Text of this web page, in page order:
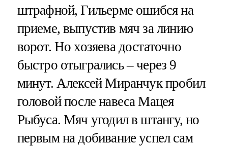
штрафной, Гильерме ошибся на
приеме, выпустив мяч за линию
ворот. Но хозяева достаточно
быстро отыгрались – через 9
минут. Алексей Миранчук пробил
головой после навеса Мацея
Рыбуса. Мяч угодил в штангу, но
первым на добивание успел сам